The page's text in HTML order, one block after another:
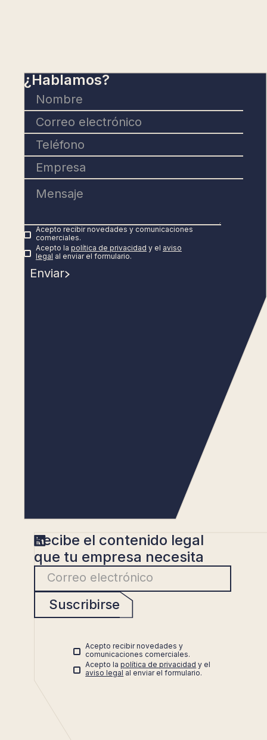
¿Hablamos?
Acepto recibir novedades y comunicaciones
comerciales.
Acepto la política de privacidad y el aviso
legal al enviar el formulario.
Enviar
Recibe el contenido legal
que tu empresa necesita
Suscribirse
Acepto recibir novedades y
comunicaciones comerciales.
Acepto lapolítica de privacidad y el
aviso legal al enviar el formulario.